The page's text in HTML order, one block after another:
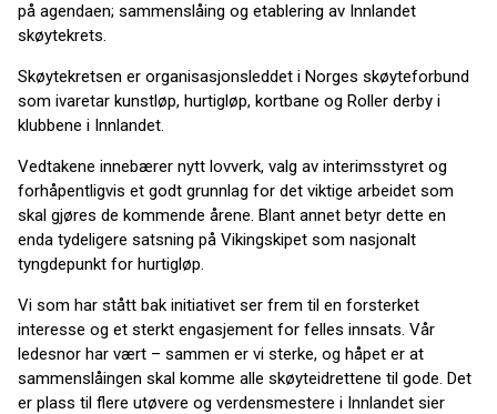
på agendaen; sammenslåing og etablering av Innlandet
skøytekrets.
Skøytekretsen er organisasjonsleddet i Norges skøyteforbund
som ivaretar kunstløp, hurtigløp, kortbane og Roller derby i
klubbene i Innlandet.
Vedtakene innebærer nytt lovverk, valg av interimsstyret og
forhåpentligvis et godt grunnlag for det viktige arbeidet som
skal gjøres de kommende årene. Blant annet betyr dette en
enda tydeligere satsning på Vikingskipet som nasjonalt
tyngdepunkt for hurtigløp.
Vi som har stått bak initiativet ser frem til en forsterket
interesse og et sterkt engasjement for felles innsats. Vår
ledesnor har vært – sammen er vi sterke, og håpet er at
sammenslåingen skal komme alle skøyteidrettene til gode. Det
er plass til flere utøvere og verdensmestere i Innlandet sier